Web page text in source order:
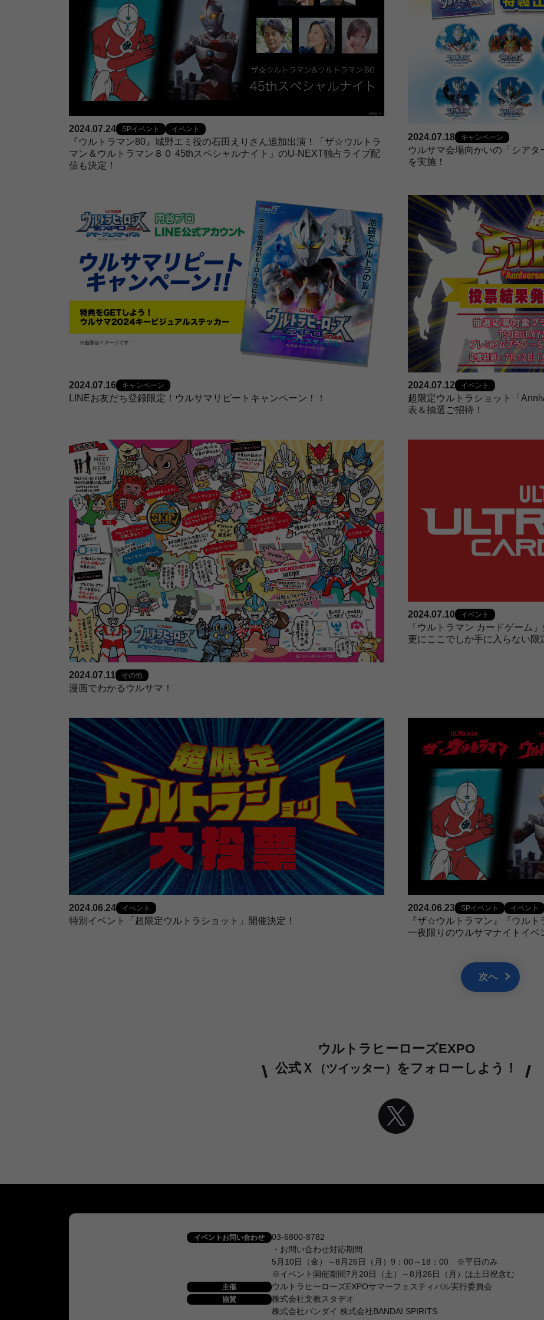
2024.07.24 SPイベント イベント
『ウルトラマン80』城野エミ役の石田えりさん追加出演！「ザ☆ウルトラ
マン＆ウルトラマン８０ 45thスペシャルナイト」のU-NEXT独占ライブ配
信も決定！
2024.07.18 キャンペーン
ウルサマ会場向かいの「シア
を実施！
2024.07.16 キャンペーン
LINEお友だち登録限定！ウルサマリピートキャンペーン！！
2024.07.12 イベント
超限定ウルトラショット「
表＆抽選ご招待！
2024.07.11 その他
漫画でわかるウルサマ！
2024.07.10 イベント
「ウルトラマン カードゲーム
更にここでしか手に入らない限
2024.06.24 イベント
特別イベント「超限定ウルトラショット」開催決定！
2024.06.23 SPイベント イベント
『ザ☆ウルトラマン』『ウルト
一夜限りのウルサマナイトイベ
次へ
ウルトラヒーローズEXPO
公式Ｘ
（ツイッター） をフォローしよう！
イベントお問い合わせ
03-6800-8782
・お問い合わせ対応期間
5月10日（金）～8月26日（月）9：00～18：00 ※平日のみ
※イベント開催期間7月20日（土）～8月26日（月）は土日祝含む
主催 ウルトラヒーローズEXPOサマーフェスティバル実行委員会
協賛
株式会社文教スタヂオ
株式会社バンダイ 株式会社BANDAI SPIRITS